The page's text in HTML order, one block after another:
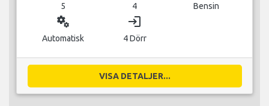
5 4 Bensin
miscellaneous_services
Automatisk
login
4 Dörr
VISA DETALJER...